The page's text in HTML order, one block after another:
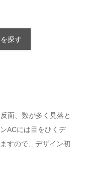
探す
面、数が多く見落と
ACには目をひくデ
すので、デザイン初